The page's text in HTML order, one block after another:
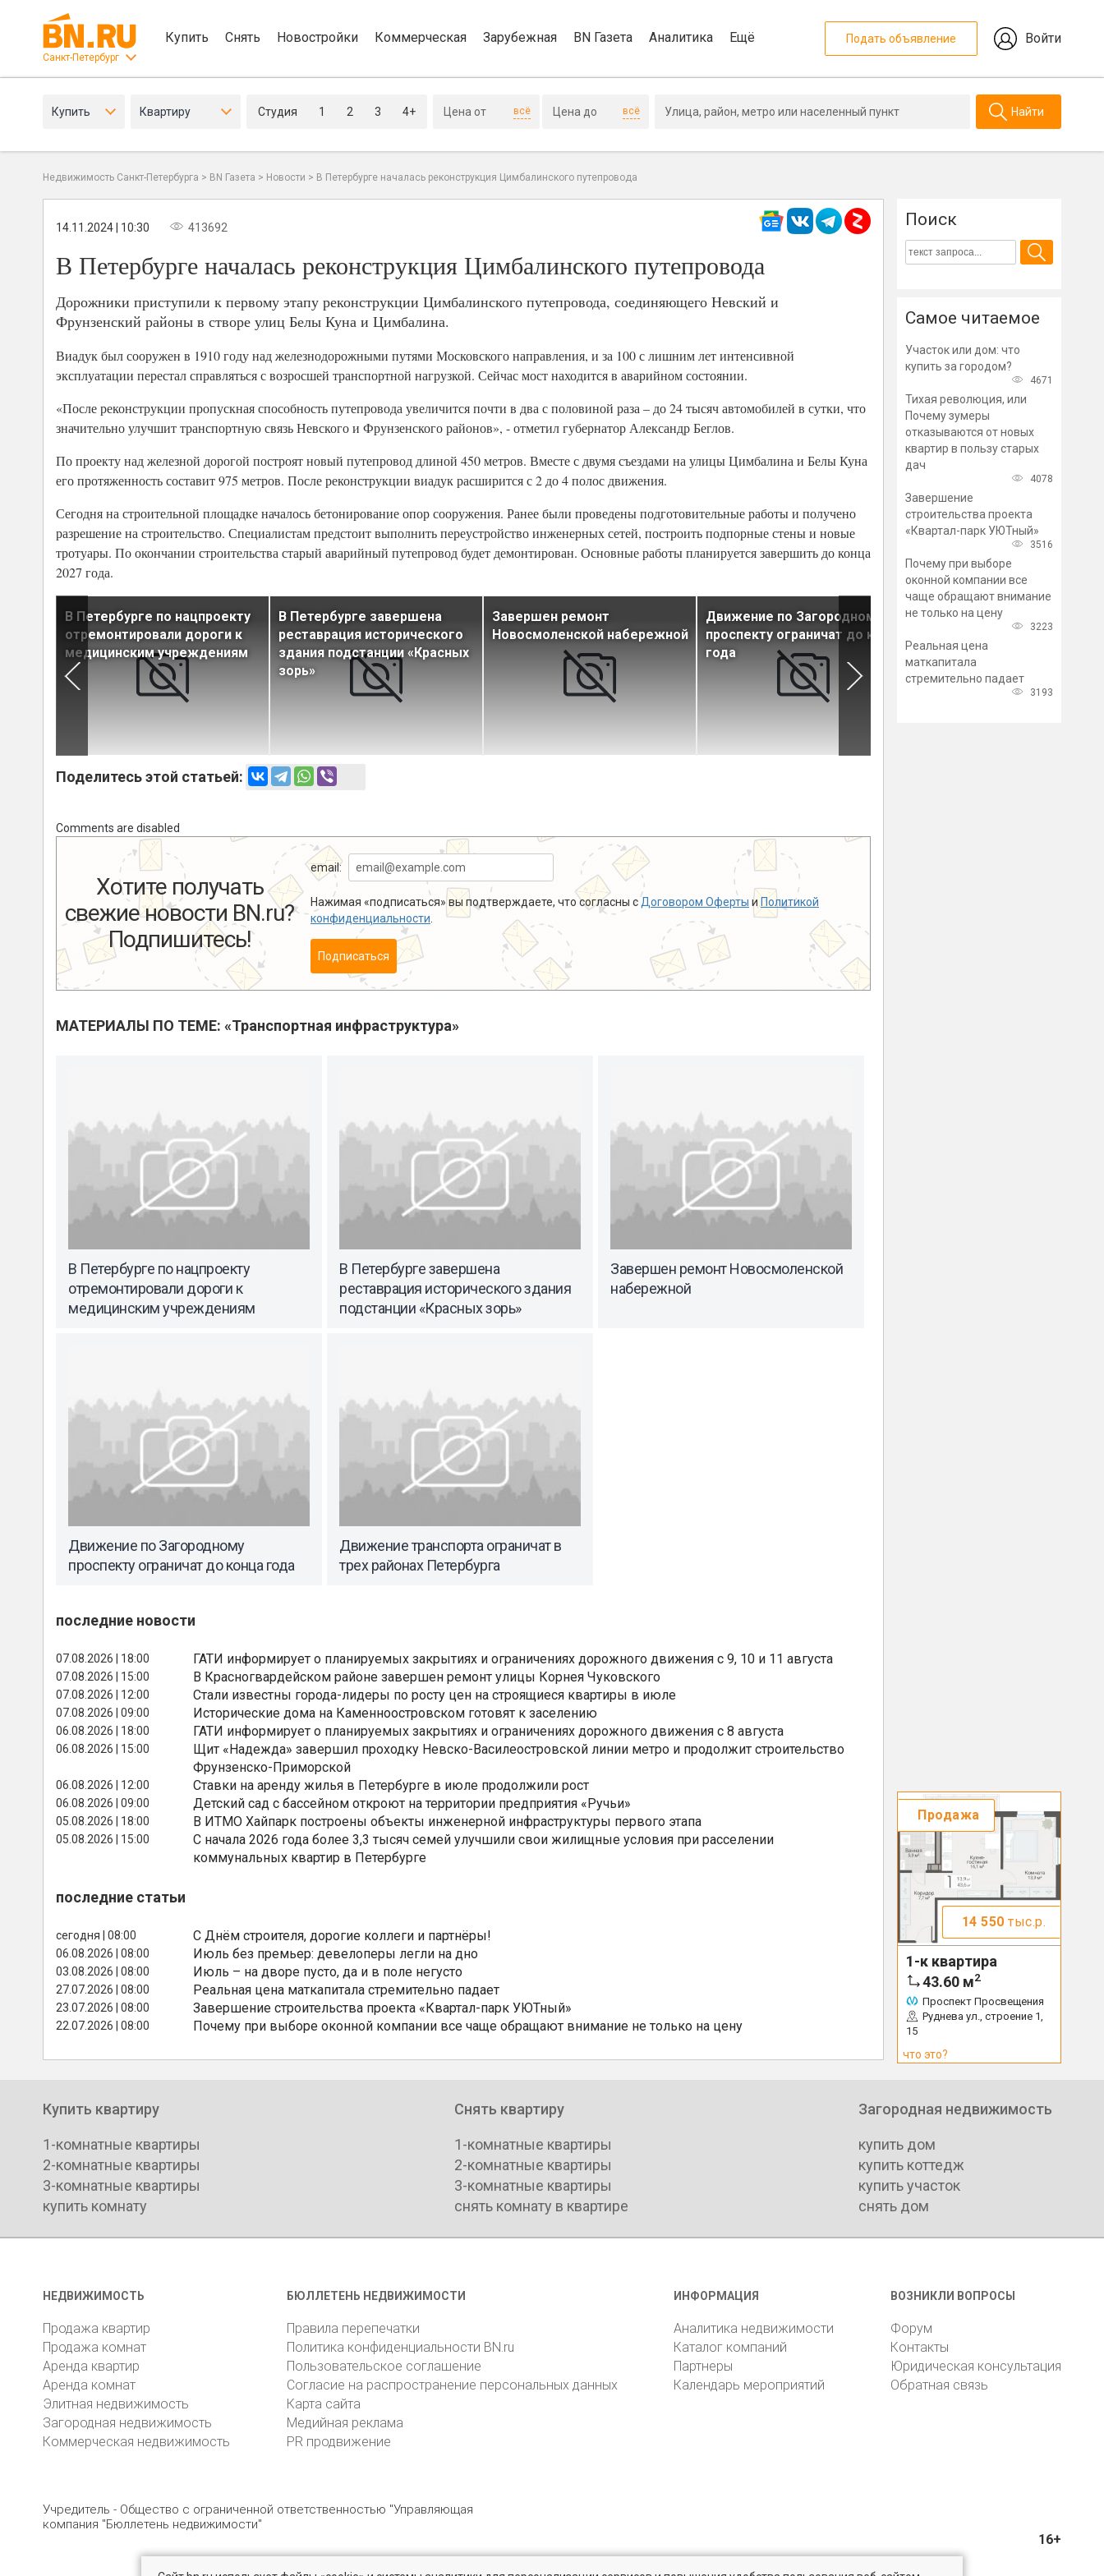
Санкт-Петербург
Купить Снять Новостройки Коммерческая Зарубежная BN Газета Аналитика Ещё Подать объявление Войти
Купить Квартиру Студия 1 2 3 4+ всё всё Найти
Недвижимость Санкт-Петербурга > BN Газета > Новости > В Петербурге началась реконструкция Цимбалинского путепровода
14.11.2024 | 10:30 413692
В Петербурге началась реконструкция Цимбалинского путепровода
Дорожники приступили к первому этапу реконструкции Цимбалинского путепровода, соединяющего Невский и
Фрунзенский районы в створе улиц Белы Куна и Цимбалина.
Виадук был сооружен в 1910 году над железнодорожными путями Московского направления, и за 100 с лишним лет интенсивной
эксплуатации перестал справляться с возросшей транспортной нагрузкой. Сейчас мост находится в аварийном состоянии.
«После реконструкции пропускная способность путепровода увеличится почти в два с половиной раза – до 24 тысяч автомобилей в сутки, что
значительно улучшит транспортную связь Невского и Фрунзенского районов», - отметил губернатор Александр Беглов.
По проекту над железной дорогой построят новый путепровод длиной 450 метров. Вместе с двумя съездами на улицы Цимбалина и Белы Куна
его протяженность составит 975 метров. После реконструкции виадук расширится с 2 до 4 полос движения.
Сегодня на строительной площадке началось бетонирование опор сооружения. Ранее были проведены подготовительные работы и получено
разрешение на строительство. Специалистам предстоит выполнить переустройство инженерных сетей, построить подпорные стены и новые
тротуары. По окончании строительства старый аварийный путепровод будет демонтирован. Основные работы планируется завершить до конца
2027 года.
В Петербурге по нацпроекту
отремонтировали дороги к
медицинским учреждениям
В Петербурге завершена
реставрация исторического
здания подстанции «Красных
зорь»
Завершен ремонт
Новосмоленской набережной
Движение по Загородному
проспекту ограничат до конца
года
Движение транспорта
ограничат в трех районах
Петербурга
Поделитесь этой статьей:
Comments are disabled
Хотите получать
свежие новости BN.ru?
Подпишитесь!
email:
Нажимая «подписаться» вы подтверждаете, что согласны с Договором Оферты и Политикой
конфиденциальности
Подписаться
МАТЕРИАЛЫ ПО ТЕМЕ: «Транспортная инфраструктура»
В Петербурге по нацпроекту
отремонтировали дороги к
медицинским учреждениям
В Петербурге завершена
реставрация исторического здания
подстанции «Красных зорь»
Завершен ремонт Новосмоленской
набережной
Движение по Загородному
проспекту ограничат до конца года
Движение транспорта ограничат в
трех районах Петербурга
последние новости
07.08.2026 | 18:00 ГАТИ информирует о планируемых закрытиях и ограничениях дорожного движения с 9, 10 и 11 августа
07.08.2026 | 15:00 В Красногвардейском районе завершен ремонт улицы Корнея Чуковского
07.08.2026 | 12:00 Стали известны города-лидеры по росту цен на строящиеся квартиры в июле
07.08.2026 | 09:00 Исторические дома на Каменноостровском готовят к заселению
06.08.2026 | 18:00 ГАТИ информирует о планируемых закрытиях и ограничениях дорожного движения с 8 августа
06.08.2026 | 15:00
Щит «Надежда» завершил проходку Невско-Василеостровской линии метро и продолжит строительство
Фрунзенско-Приморской
06.08.2026 | 12:00 Ставки на аренду жилья в Петербурге в июле продолжили рост
06.08.2026 | 09:00 Детский сад с бассейном откроют на территории предприятия «Ручьи»
05.08.2026 | 18:00 В ИТМО Хайпарк построены объекты инженерной инфраструктуры первого этапа
05.08.2026 | 15:00
С начала 2026 года более 3,3 тысяч семей улучшили свои жилищные условия при расселении
коммунальных квартир в Петербурге
последние статьи
сегодня | 08:00 С Днём строителя, дорогие коллеги и партнёры!
06.08.2026 | 08:00 Июль без премьер: девелоперы легли на дно
03.08.2026 | 08:00 Июль – на дворе пусто, да и в поле негусто
27.07.2026 | 08:00 Реальная цена маткапитала стремительно падает
23.07.2026 | 08:00 Завершение строительства проекта «Квартал-парк УЮТный»
22.07.2026 | 08:00 Почему при выборе оконной компании все чаще обращают внимание не только на цену
Поиск
Самое читаемое
Участок или дом: что
купить за городом?
4671
Тихая революция, или
Почему зумеры
отказываются от новых
квартир в пользу старых
дач
4078
Завершение
строительства проекта
«Квартал-парк УЮТный»
3516
Почему при выборе
оконной компании все
чаще обращают внимание
не только на цену
3223
Реальная цена
маткапитала
стремительно падает
3193
Продажа
14 550 тыс.р.
1-к квартира
43.60 м2
Проспект Просвещения
Руднева ул., строение 1,
15
что это?
Купить квартиру
1-комнатные квартиры
2-комнатные квартиры
3-комнатные квартиры
купить комнату
Снять квартиру
1-комнатные квартиры
2-комнатные квартиры
3-комнатные квартиры
снять комнату в квартире
Загородная недвижимость
купить дом
купить коттедж
купить участок
снять дом
НЕДВИЖИМОСТЬ
Продажа квартир
Продажа комнат
Аренда квартир
Аренда комнат
Элитная недвижимость
Загородная недвижимость
Коммерческая недвижимость
БЮЛЛЕТЕНЬ НЕДВИЖИМОСТИ
Правила перепечатки
Политика конфиденциальности BN.ru
Пользовательское соглашение
Согласие на распространение персональных данных
Карта сайта
Медийная реклама
PR продвижение
ИНФОРМАЦИЯ
Аналитика недвижимости
Каталог компаний
Партнеры
Календарь мероприятий
ВОЗНИКЛИ ВОПРОСЫ
Форум
Контакты
Юридическая консультация
Обратная связь
Учредитель - Общество с ограниченной ответственностью "Управляющая
компания "Бюллетень недвижимости"
16+